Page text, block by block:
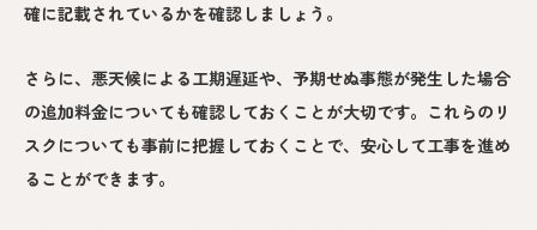
確に記載されているかを確認しましょう。
さらに、悪天候による工期遅延や、予期せぬ事態が発生した場合
の追加料金についても確認しておくことが大切です。これらのリ
スクについても事前に把握しておくことで、安心して工事を進め
ることができます。